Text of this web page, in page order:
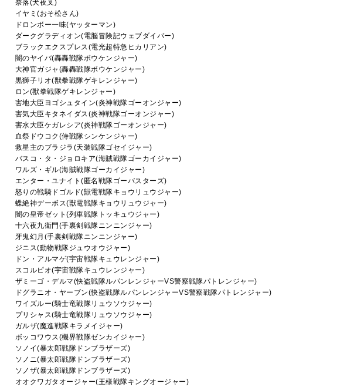
奈落(犬夜叉)
イヤミ(おそ松さん)
ドロンボー一味(ヤッターマン)
ダークグラディオン(電脳冒険記ウェブダイバー)
ブラックエクスプレス(電光超特急ヒカリアン)
闇のヤイバ(轟轟戦隊ボウケンジャー)
大神官ガジャ(轟轟戦隊ボウケンジャー)
黒獅子リオ(獣拳戦隊ゲキレンジャー)
ロン(獣拳戦隊ゲキレンジャー)
害地大臣ヨゴシュタイン(炎神戦隊ゴーオンジャー)
害気大臣キタネイダス(炎神戦隊ゴーオンジャー)
害水大臣ケガレシア(炎神戦隊ゴーオンジャー)
血祭ドウコク(侍戦隊シンケンジャー)
救星主のブラジラ(天装戦隊ゴセイジャー)
バスコ・タ・ジョロキア(海賊戦隊ゴーカイジャー)
ワルズ・ギル(海賊戦隊ゴーカイジャー)
エンター・ユナイト(匿名戦隊ゴーバスターズ)
怒りの戦騎ドゴルド(獣電戦隊キョウリュウジャー)
蝶絶神デーボス(獣電戦隊キョウリュウジャー)
闇の皇帝ゼット(列車戦隊トッキュウジャー)
十六夜九衛門(手裏剣戦隊ニンニンジャー)
牙鬼幻月(手裏剣戦隊ニンニンジャー)
ジニス(動物戦隊ジュウオウジャー)
ドン・アルマゲ(宇宙戦隊キュウレンジャー)
スコルピオ(宇宙戦隊キュウレンジャー)
ザミーゴ・デルマ(快盗戦隊ルパンレンジャーVS警察戦隊パトレンジャー)
ドグラニオ・ヤーブン(快盗戦隊ルパンレンジャーVS警察戦隊パトレンジャー)
ワイズルー(騎士竜戦隊リュウソウジャー)
プリシャス(騎士竜戦隊リュウソウジャー)
ガルザ(魔進戦隊キラメイジャー)
ボッコワウス(機界戦隊ゼンカイジャー)
ソノイ(暴太郎戦隊ドンブラザーズ)
ソノニ(暴太郎戦隊ドンブラザーズ)
ソノザ(暴太郎戦隊ドンブラザーズ)
オオクワガタオージャー(王様戦隊キングオージャー)